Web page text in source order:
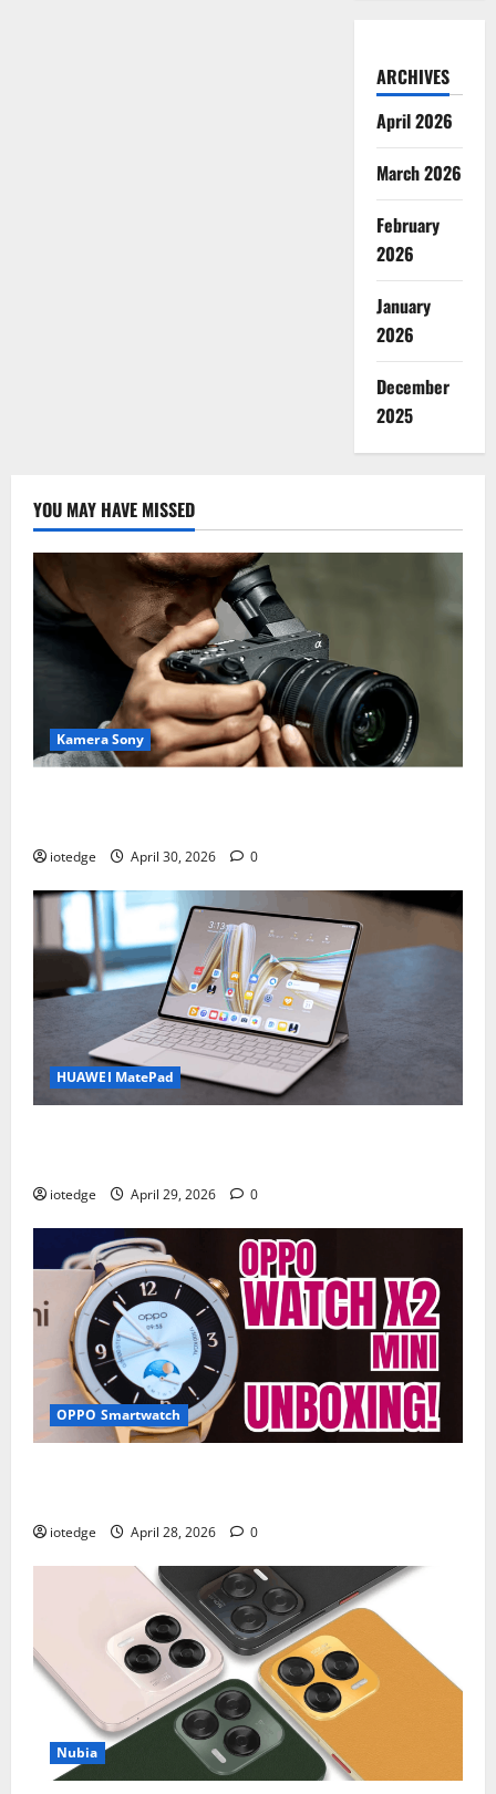
ARCHIVES
April 2026
March 2026
February
2026
January
2026
December
2025
YOU MAY HAVE MISSED
Kamera Sony
iotedge April 30, 2026 0
HUAWEI MatePad
iotedge April 29, 2026 0
OPPO Smartwatch
iotedge April 28, 2026 0
Nubia